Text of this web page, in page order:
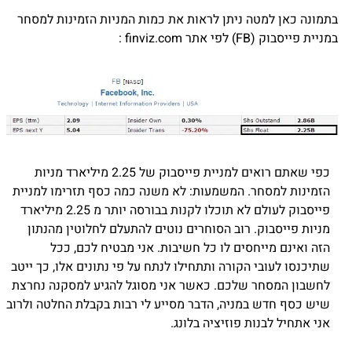
בתמונה כאן למטה ניתן לראות את כמות המניות הזמינות למסחר
במניית פייסבוק (FB) לפי אתר finviz.com :
כפי שאתם רואים למניית פייסבוק של 2.25 מיליארד מניות
הזמינות למסחר. המשמעות: לא משנה כמה כסף תזרימו למניית
פייסבוק לעולם לא תוכלו לקנות בבורסה יותר מ 2.25 מיליארד
מניות פייסבוק. רוב הסוחרים נוטים להתעלם לחלוטין מהנתון
הזה ואינם מייחסים לו כל חשיבות. אני מבטיח לכם, ככל
שתיכנסו לעובי הקורה ותתחילו לנתח על פי נתונים אלו, כך ייטב
לחשבון המסחר שלכם. כאשר אני מסוגל להגיע למסקנה נחרצת
שיש כסף חדש במניה, הדבר מסייע לי רבות בקבלת החלטה ולרוב
אני אתחיל לבנות פוזיציה בלונג.